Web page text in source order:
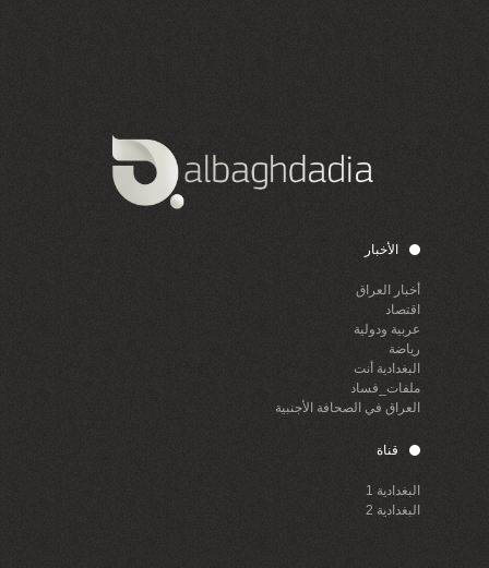
الأخبار
أخبار العراق
اقتصاد
عربية ودولية
رياضة
البغدادية أنت
ملفات_فساد
العراق في الصحافة الأجنبية
قناة
البغدادية 1
البغدادية 2